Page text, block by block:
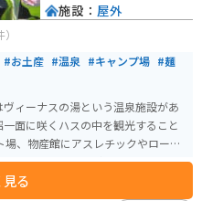
#お土産 #温泉 #キャンプ場 #麺
ィーナスの湯という温泉施設があ
面に咲くハスの中を観光すること
、物産館にアスレチックやローラ
フートピア公園があります。コロ
が、春には風土マラソンという登
る
施設： 屋外